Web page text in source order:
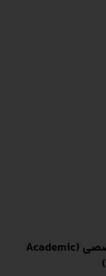
کلمات آکادمیک و تخصصی (Academic